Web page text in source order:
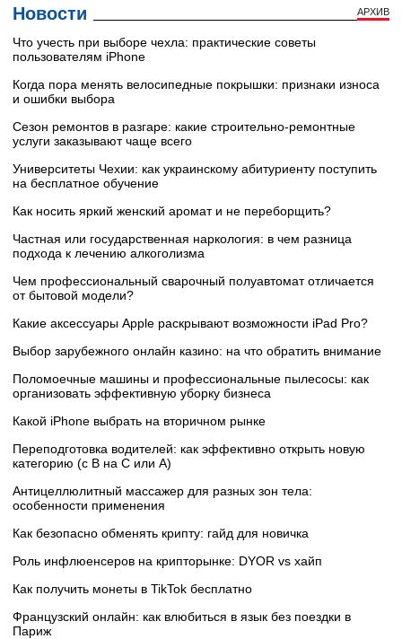
Новости АРХИВ
Что учесть при выборе чехла: практические советы
пользователям iPhone
Когда пора менять велосипедные покрышки: признаки износа
и ошибки выбора
Сезон ремонтов в разгаре: какие строительно-ремонтные
услуги заказывают чаще всего
Университеты Чехии: как украинскому абитуриенту поступить
на бесплатное обучение
Как носить яркий женский аромат и не переборщить?
Частная или государственная наркология: в чем разница
подхода к лечению алкоголизма
Чем профессиональный сварочный полуавтомат отличается
от бытовой модели?
Какие аксессуары Apple раскрывают возможности iPad Pro?
Выбор зарубежного онлайн казино: на что обратить внимание
Поломоечные машины и профессиональные пылесосы: как
организовать эффективную уборку бизнеса
Какой iPhone выбрать на вторичном рынке
Переподготовка водителей: как эффективно открыть новую
категорию (с B на C или А)
Антицеллюлитный массажер для разных зон тела:
особенности применения
Как безопасно обменять крипту: гайд для новичка
Роль инфлюенсеров на крипторынке: DYOR vs хайп
Как получить монеты в TikTok бесплатно
Французский онлайн: как влюбиться в язык без поездки в
Париж